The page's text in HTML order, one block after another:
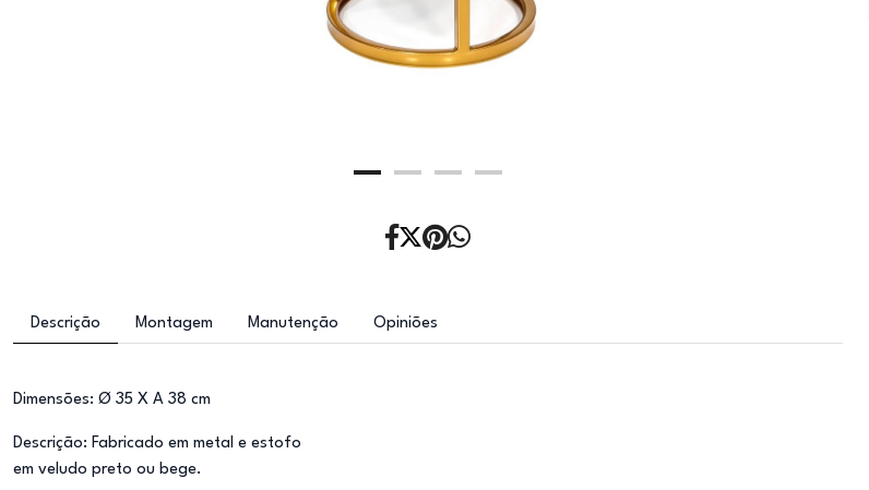
Descrição Montagem Manutenção Opiniões
Dimensões: Ø 35 X A 38 cm
Descrição: Fabricado em metal e estofo
em veludo preto ou bege.